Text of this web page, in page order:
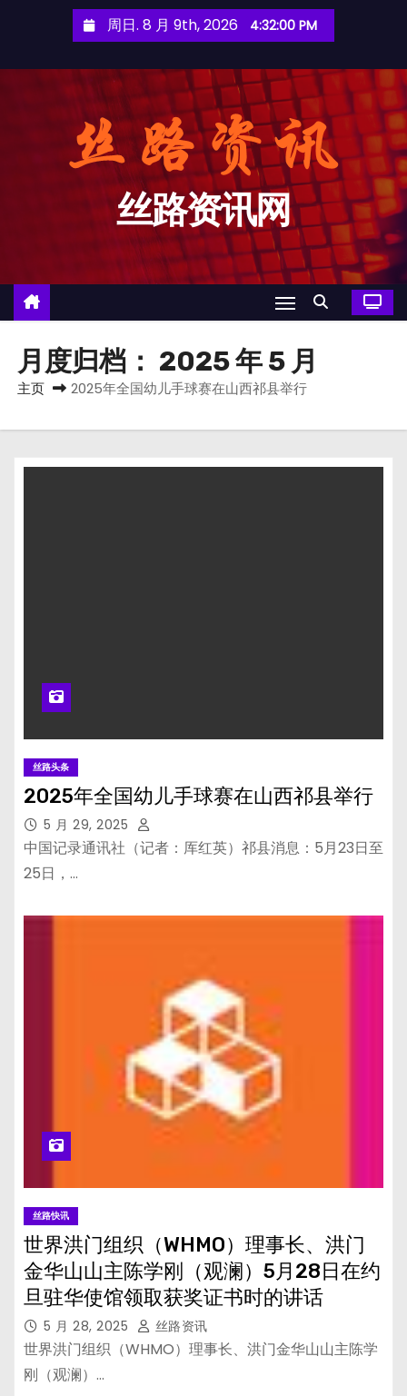
周日. 8 月 9th, 2026 4:32:01 PM
丝路资讯网
月度归档： 2025 年 5 月
主页 2025年全国幼儿手球赛在山西祁县举行
丝路头条
2025年全国幼儿手球赛在山西祁县举行
5 月 29, 2025
中国记录通讯社（记者：厍红英）祁县消息：5月23日至
25日，…
丝路快讯
世界洪门组织（WHMO）理事长、洪门
金华山山主陈学刚（观澜）5月28日在约
旦驻华使馆领取获奖证书时的讲话
5 月 28, 2025 丝路资讯
世界洪门组织（WHMO）理事长、洪门金华山山主陈学
刚（观澜）…